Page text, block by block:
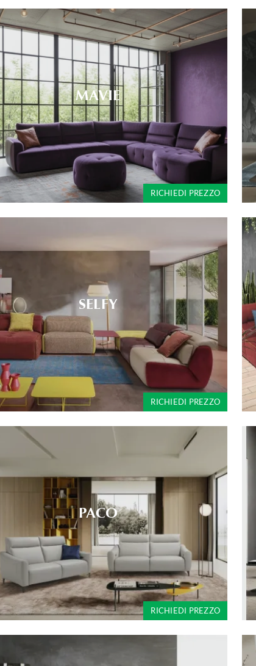
MAVIE
RICHIEDI PREZZO
SELFY
RICHIEDI PREZZO
PACO
RICHIEDI PREZZO